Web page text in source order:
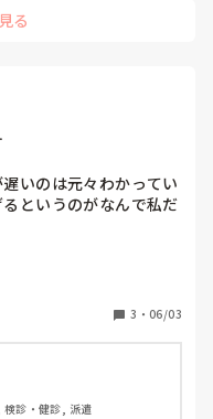
る
いのは元々わかってい
というのがなんで私だ
夜勤もあるため夜勤前
しまい自分が嫌になり
いました。
3 ・ 06/03
診・健診, 派遣